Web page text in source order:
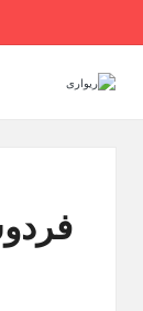
Skip
content